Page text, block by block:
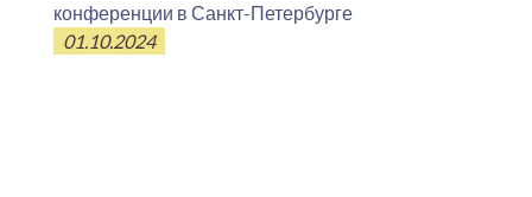
конференции в Санкт-Петербурге
01.10.2024